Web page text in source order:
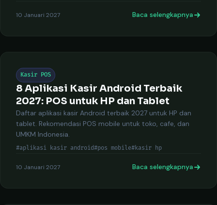
10 Januari 2027 Baca selengkapnya
Kasir POS
8 Aplikasi Kasir Android Terbaik
2027: POS untuk HP dan Tablet
Daftar aplikasi kasir Android terbaik 2027 untuk HP dan
tablet. Rekomendasi POS mobile untuk toko, cafe, dan
UMKM Indonesia.
#aplikasi kasir android#pos mobile#kasir hp
10 Januari 2027 Baca selengkapnya